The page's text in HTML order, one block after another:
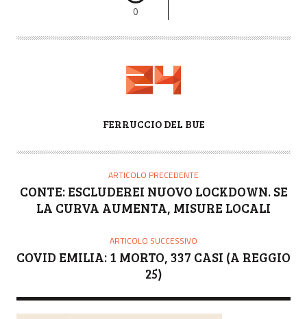
0
T
R
FERRUCCIO DEL BUE
ARTICOLO PRECEDENTE
CONTE: ESCLUDEREI NUOVO LOCKDOWN. SE
LA CURVA AUMENTA, MISURE LOCALI
ARTICOLO SUCCESSIVO
COVID EMILIA: 1 MORTO, 337 CASI (A REGGIO
25)